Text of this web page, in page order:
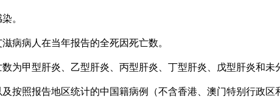
。
病人在当年报告的全死因死亡数。
甲型肝炎、乙型肝炎、丙型肝炎、丁型肝炎、戊型肝炎和未
照报告地区统计的中国籍病例（不含香港、澳门特别行政区